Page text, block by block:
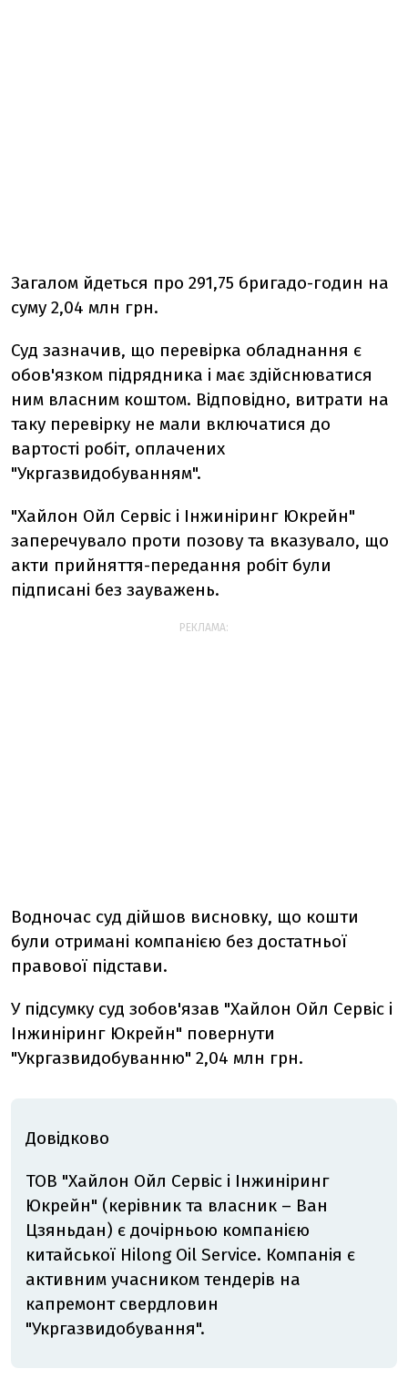
Загалом йдеться про 291,75 бригадо-годин на
суму 2,04 млн грн.
Суд зазначив, що перевірка обладнання є
обов'язком підрядника і має здійснюватися
ним власним коштом. Відповідно, витрати на
таку перевірку не мали включатися до
вартості робіт, оплачених
"Укргазвидобуванням".
"Хайлон Ойл Сервіс і Інжиніринг Юкрейн"
заперечувало проти позову та вказувало, що
акти прийняття-передання робіт були
підписані без зауважень.
РЕКЛАМА:
Водночас суд дійшов висновку, що кошти
були отримані компанією без достатньої
правової підстави.
У підсумку суд зобов'язав "Хайлон Ойл Сервіс і
Інжиніринг Юкрейн" повернути
"Укргазвидобуванню" 2,04 млн грн.
Довідково
ТОВ "Хайлон Ойл Сервіс і Інжиніринг
Юкрейн" (керівник та власник – Ван
Цзяньдан) є дочірньою компанією
китайської Hilong Oil Service. Компанія є
активним учасником тендерів на
капремонт свердловин
"Укргазвидобування".